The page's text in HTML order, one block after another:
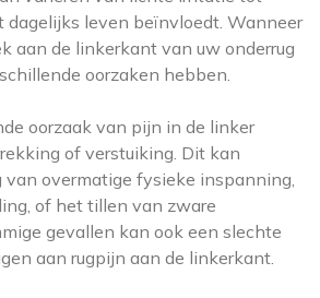
dagelijks leven beïnvloedt. Wanneer
aan de linkerkant van uw onderrug
oorzaken hebben.
oorzaak van pijn in de linker
of verstuiking. Dit kan
van overmatige fysieke inspanning,
of het tillen van zware
gevallen kan ook een slechte
aan rugpijn aan de linkerkant.